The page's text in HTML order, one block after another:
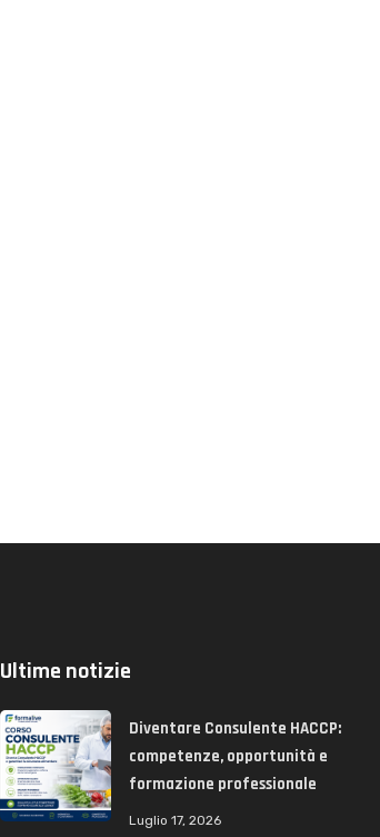
Ultime notizie
Diventare Consulente HACCP:
competenze, opportunità e
formazione professionale
Luglio 17, 2026